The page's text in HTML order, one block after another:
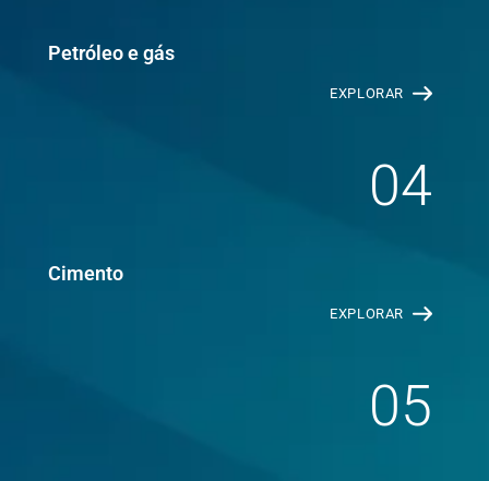
Petróleo e gás
EXPLORAR
04
Cimento
EXPLORAR
05